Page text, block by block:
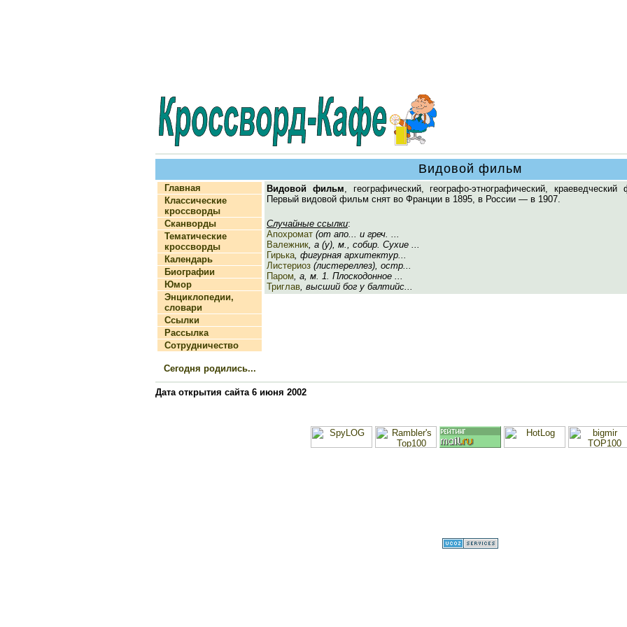
Видовой фильм
Главная
Классические
кроссворды
Сканворды
Тематические
кроссворды
Календарь
Биографии
Юмор
Энциклопедии,
словари
Ссылки
Рассылка
Сотрудничество
Сегодня родились...
Видовой фильм, географический, географо-этнографический, краеведческий
Первый видовой фильм снят во Франции в 1895, в России — в 1907.
Случайные ссылки:
Апохромат (от апо... и греч. ...
Валежник, а (у), м., собир. Сухие ...
Гирька, фигурная архитектур...
Листериоз (листереллез), остр...
Паром, а, м. 1. Плоскодонное ...
Триглав, высший бог у балтийс...
Дата открытия сайта 6 июня 2002